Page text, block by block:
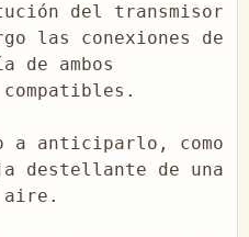
del transmisor
las conexiones de
de ambos
a anticiparlo, como
destellante de una
aire.